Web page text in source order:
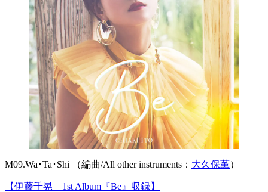
M09.Wa･Ta･Shi （編曲/All other instruments： 大久保薫）
【伊藤千晃 1st Album『Be』収録】